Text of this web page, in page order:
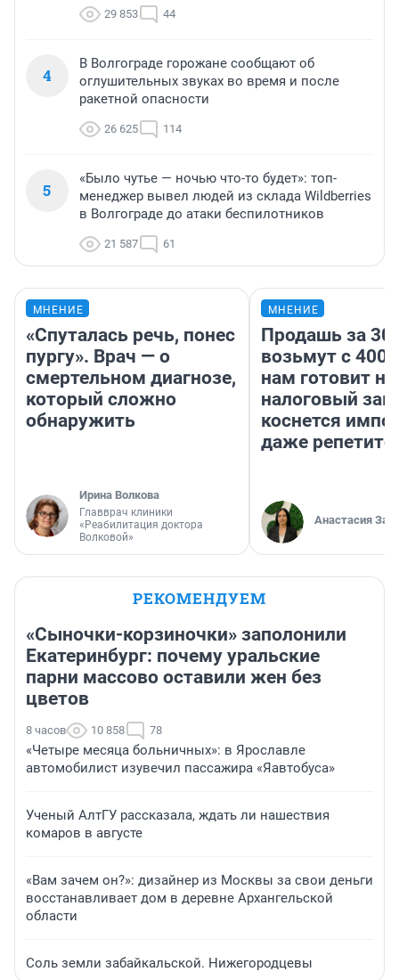
29 853 44
4
В Волгограде горожане сообщают об
оглушительных звуках во время и после
ракетной опасности
26 625 114
5
«Было чутье — ночью что-то будет»: топ-
менеджер вывел людей из склада Wildberries
в Волгограде до атаки беспилотников
21 587 61
МНЕНИЕ
«Спуталась речь, понес
пургу». Врач — о
смертельном диагнозе,
который сложно
обнаружить
Ирина Волкова
Главврач клиники
«Реабилитация доктора
Волковой»
МНЕНИЕ
Продашь за
возьмут с
нам готовит
налоговый
коснется
даже
Анастасия
РЕКОМЕНДУЕМ
«Сыночки-корзиночки» заполонили
Екатеринбург: почему уральские
парни массово оставили жен без
цветов
8 часов 10 858 78
«Четыре месяца больничных»: в Ярославле
автомобилист изувечил пассажира «Яавтобуса»
Ученый АлтГУ рассказала, ждать ли нашествия
комаров в августе
«Вам зачем он?»: дизайнер из Москвы за свои деньги
восстанавливает дом в деревне Архангельской
области
Соль земли забайкальской. Нижегородцевы